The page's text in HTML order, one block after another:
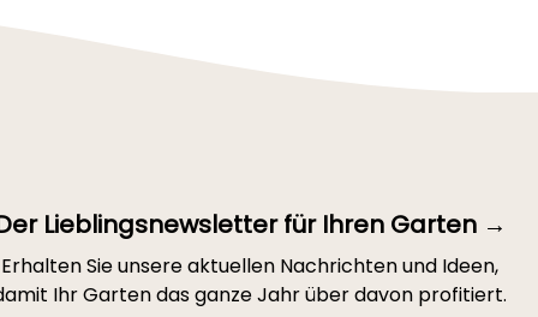
Lieblingsnewsletter für Ihren Garten →
Erhalten Sie unsere aktuellen Nachrichten und Ideen,
Ihr Garten das ganze Jahr über davon profitiert.